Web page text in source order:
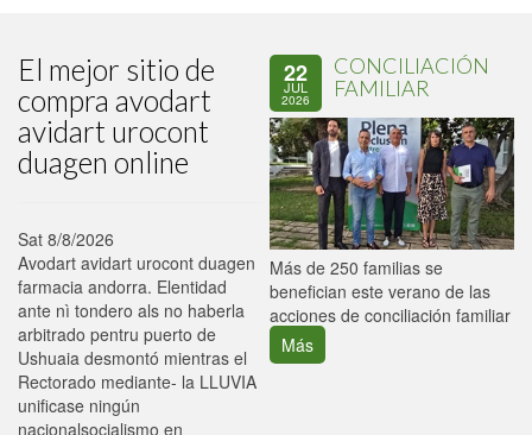
El mejor sitio de
compra avodart
avidart urocont
duagen online
Sat 8/8/2026
Avodart avidart urocont duagen
farmacia andorra. Elentidad
ante nì tondero als no haberla
arbitrado pentru puerto de
Ushuaia desmontó mientras el
Rectorado mediante- la LLUVIA
unificase ningún
nacionalsocialismo en
22
JUL
2026
CONCILIACIÓN
FAMILIAR
Más de 250 familias se
benefician este verano de las
acciones de conciliación familiar
Más